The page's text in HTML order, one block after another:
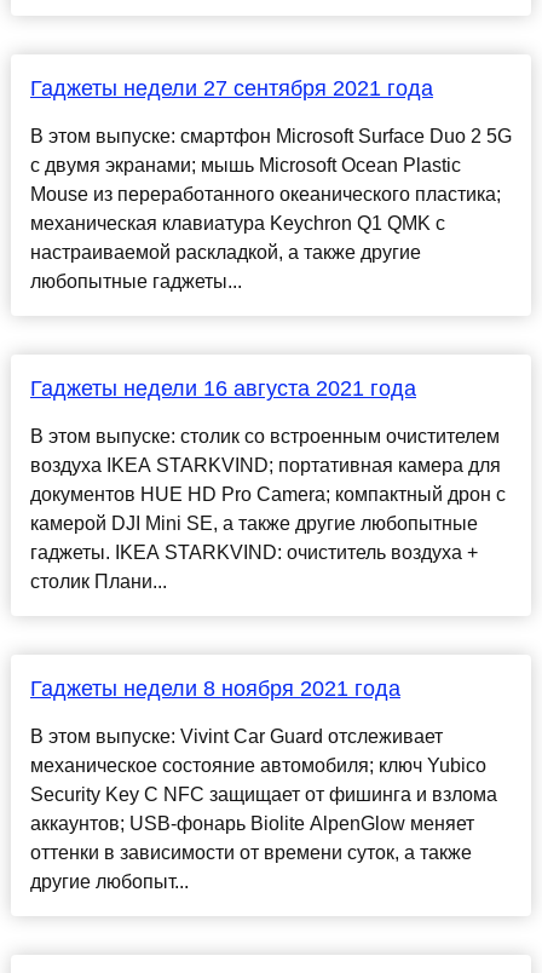
Гаджеты недели 27 сентября 2021 года
В этом выпуске: смартфон Microsoft Surface Duo 2 5G
с двумя экранами; мышь Microsoft Ocean Plastic
Mouse из переработанного океанического пластика;
механическая клавиатура Keychron Q1 QMK с
настраиваемой раскладкой, а также другие
любопытные гаджеты...
Гаджеты недели 16 августа 2021 года
В этом выпуске: столик со встроенным очистителем
воздуха IKEA STARKVIND; портативная камера для
документов HUE HD Pro Camera; компактный дрон с
камерой DJI Mini SE, а также другие любопытные
гаджеты. IKEA STARKVIND: очиститель воздуха +
столик Плани...
Гаджеты недели 8 ноября 2021 года
В этом выпуске: Vivint Car Guard отслеживает
механическое состояние автомобиля; ключ Yubico
Security Key C NFC защищает от фишинга и взлома
аккаунтов; USB-фонарь Biolite AlpenGlow меняет
оттенки в зависимости от времени суток, а также
другие любопыт...